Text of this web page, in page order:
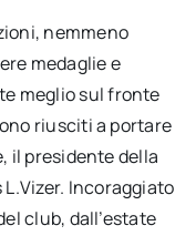
nemmeno
medaglie e
meglio sul fronte
riusciti a portare
il presidente della
Incoraggiato
club, dall’estate